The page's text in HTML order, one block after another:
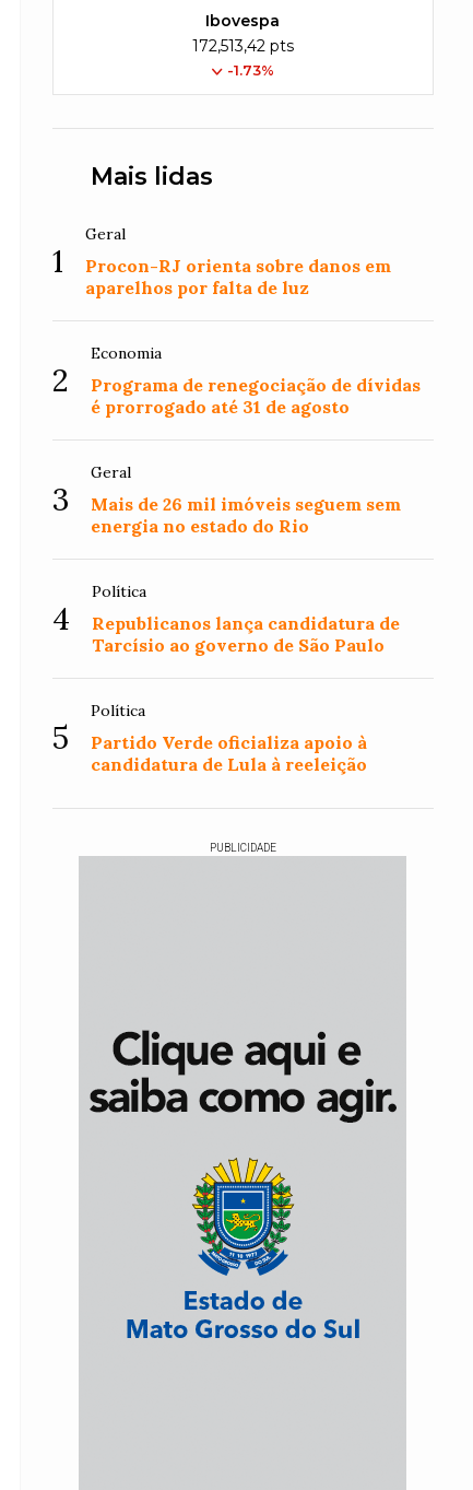
Ibovespa
172,513,42 pts
-1.73%
Mais lidas
1
Geral
Procon-RJ orienta sobre danos em
aparelhos por falta de luz
2
Economia
Programa de renegociação de dívidas
é prorrogado até 31 de agosto
3
Geral
Mais de 26 mil imóveis seguem sem
energia no estado do Rio
4
Política
Republicanos lança candidatura de
Tarcísio ao governo de São Paulo
5
Política
Partido Verde oficializa apoio à
candidatura de Lula à reeleição
PUBLICIDADE